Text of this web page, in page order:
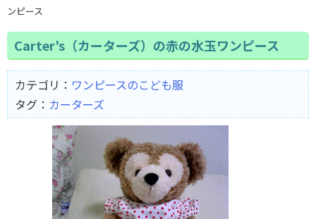
ンピース
Carter's（カーターズ）の赤の水玉ワンピース
カテゴリ： ワンピースのこども服
タグ： カーターズ